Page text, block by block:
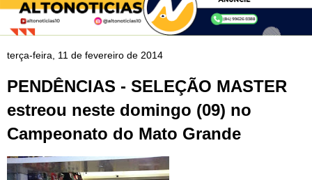
terça-feira, 11 de fevereiro de 2014
PENDÊNCIAS - SELEÇÃO MASTER
estreou neste domingo (09) no
Campeonato do Mato Grande